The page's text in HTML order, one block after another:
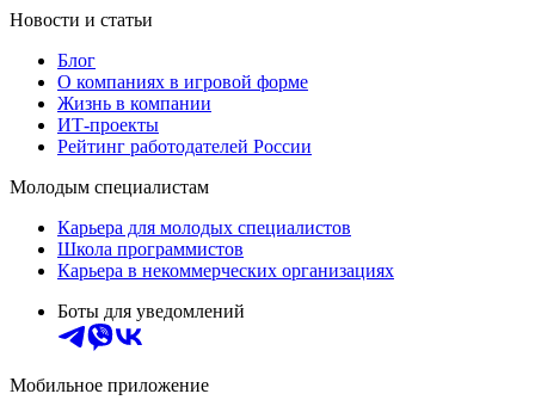
Новости и статьи
Блог
О компаниях в игровой форме
Жизнь в компании
ИТ-проекты
Рейтинг работодателей России
Молодым специалистам
Карьера для молодых специалистов
Школа программистов
Карьера в некоммерческих организациях
Боты для уведомлений
Мобильное приложение